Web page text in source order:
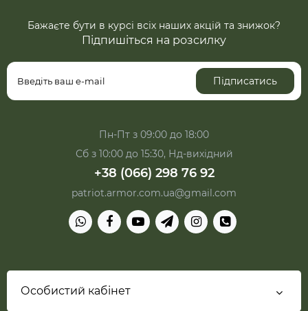
Бажаєте бути в курсі всіх наших акцій та знижок?
Підпишіться на розсилку
Підписатись
Пн-Пт з 09:00 до 18:00
Сб з 10:00 до 15:30, Нд-вихідний
+38 (066) 298 76 92
patriot.armor.com.ua@gmail.com
Особистий кабінет